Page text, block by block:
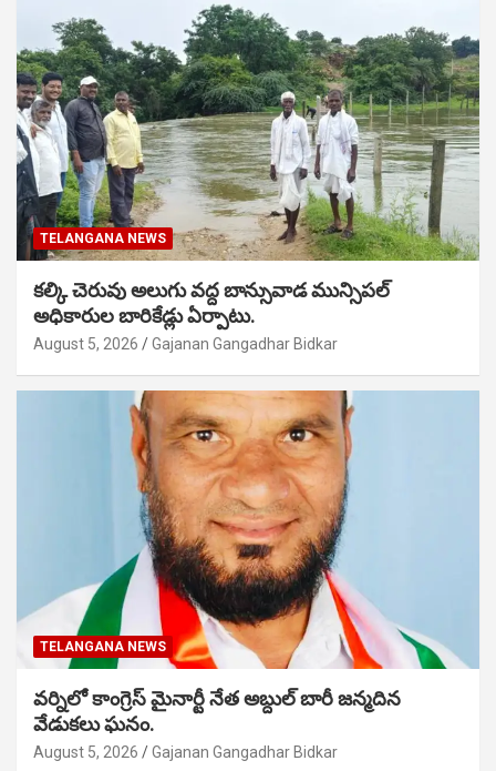
TELANGANA NEWS
కల్కి చెరువు అలుగు వద్ద బాన్సువాడ మున్సిపల్
అధికారుల బారికేడ్లు ఏర్పాటు.
August 5, 2026 Gajanan Gangadhar Bidkar
TELANGANA NEWS
వర్నిలో కాంగ్రెస్ మైనార్టీ నేత అబ్దుల్ బారీ జన్మదిన
వేడుకలు ఘనం.
August 5, 2026 Gajanan Gangadhar Bidkar